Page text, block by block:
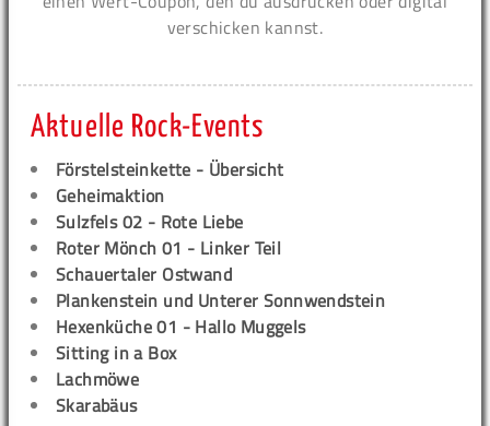
verschicken kannst.
Aktuelle Rock-Events
Förstelsteinkette - Übersicht
Geheimaktion
Sulzfels 02 - Rote Liebe
Roter Mönch 01 - Linker Teil
Schauertaler Ostwand
Plankenstein und Unterer Sonnwendstein
Hexenküche 01 - Hallo Muggels
Sitting in a Box
Lachmöwe
Skarabäus